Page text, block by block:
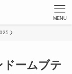
MENU
ドームブテ